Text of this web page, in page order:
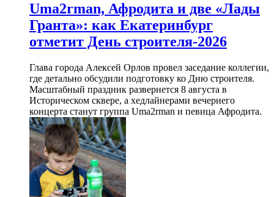
Uma2rman, Афродита и две «Лады
Гранта»: как Екатеринбург
отметит День строителя-2026
Глава города Алексей Орлов провел заседание коллегии,
где детально обсудили подготовку ко Дню строителя.
Масштабный праздник развернется 8 августа в
Историческом сквере, а хедлайнерами вечернего
концерта станут группа Uma2rman и певица Афродита.